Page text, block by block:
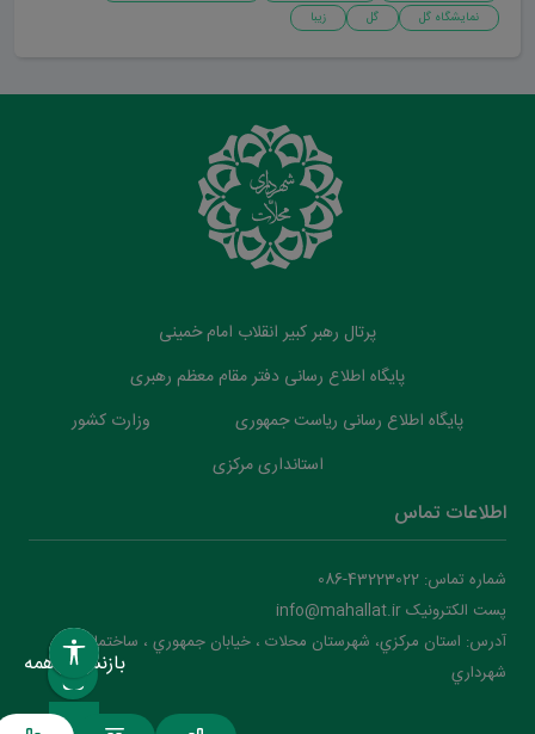
نمایشگاه گل
گل زیبا
پرتال رهبر کبیر انقلاب امام خمینی
پایگاه اطلاع رسانی دفتر مقام معظم رهبری
پایگاه اطلاع رسانی ریاست جمهوری
وزارت کشور
استانداری مرکزی
اطلاعات تماس
شماره تماس: 43223022-086
پست الکترونیک info@mahallat.ir
آدرس: استان مرکزي، شهرستان محلات ‌‌‌، خيابان جمهوري ، ساختمان
شهرداري
بازنشانی همه